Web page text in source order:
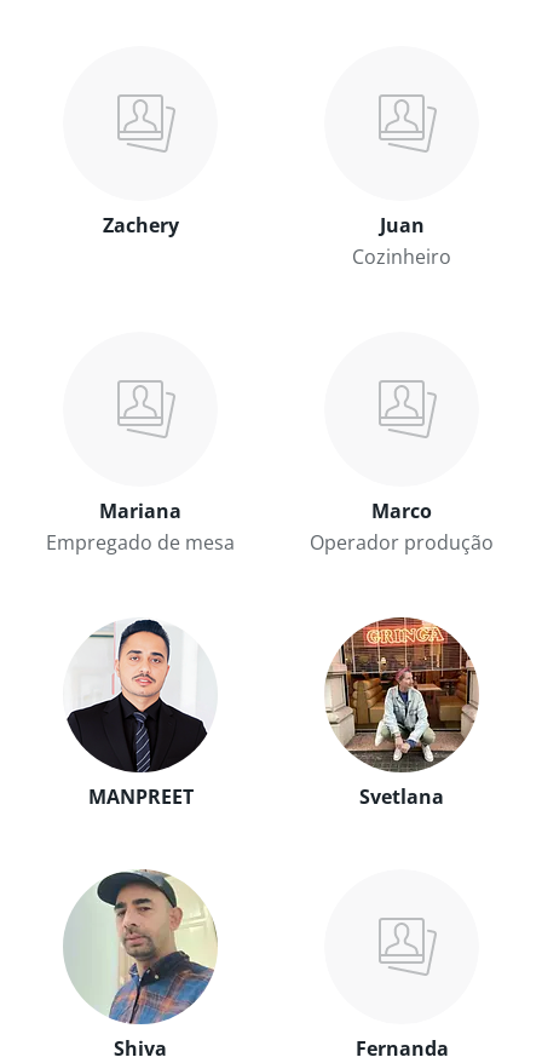
Zachery
Juan
Cozinheiro
Mariana
Empregado de mesa
Marco
Operador produção
MANPREET Svetlana
Shiva
Fernanda